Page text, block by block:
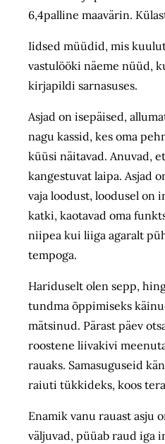
6,4palline maavärin.
Iidsed müüdid, mis
vastulööki näeme nüüd,
kirjapildi sarnasuses.
Asjad on isepäised,
nagu kassid, kes oma
küüsi näitavad. Anuvad,
kangestuvat laipa. Asjad
vaja loodust, loodusel on
katki, kaotavad oma
niipea kui liiga agaralt
tempoga.
Hariduselt olen sepp,
tundma õppimiseks
mätsinud. Pärast päev
roostene liivakivi
rauaks. Samasuguseid
raiuti tükkideks, koos
Enamik vanu rauast asju
väljuvad, püüab raud iga